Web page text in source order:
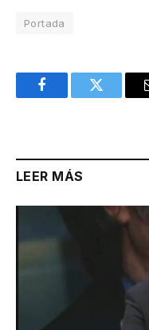
Portada
FacebookTwitter
LEER MÁS